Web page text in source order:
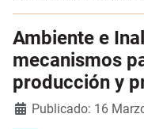
Ambiente e
mecanismos
producción y
DetallesPublicado: 16